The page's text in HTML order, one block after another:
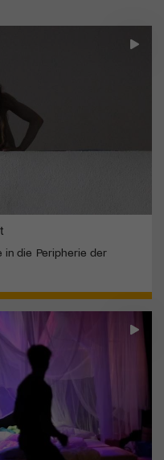
in die Peripherie der